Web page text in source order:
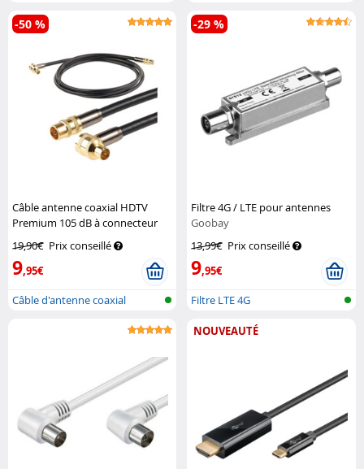
Câble antenne coaxial HDTV
Premium 105 dB à connecteur
Auvisio
19,90€ Prix conseillé
9,95€
-50 %
Câble d'antenne coaxial
Filtre 4G / LTE pour antennes
Goobay
13,99€ Prix conseillé
9,95€
-29 %
Filtre LTE 4G
NOUVEAUTÉ